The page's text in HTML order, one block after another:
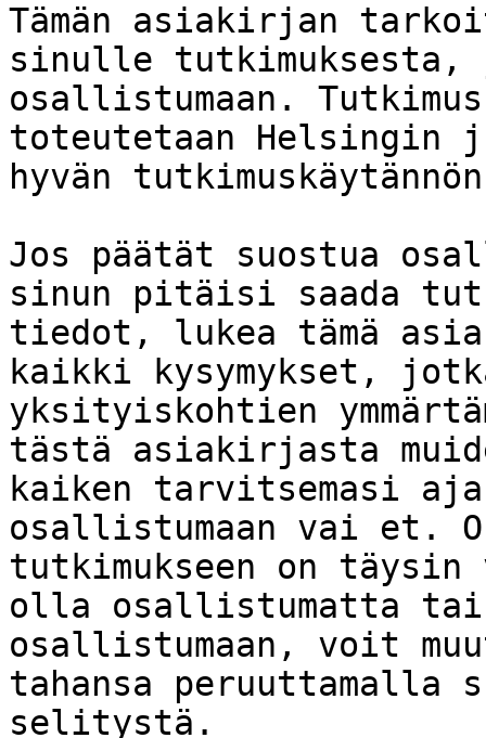
Tämän asiakirjan
sinulle tutkimuksesta,
osallistumaan.
toteutetaan Helsingin
hyvän
Jos päätät suostua
sinun pitäisi saada
tiedot, lukea tämä
kaikki kysymykset,
yksityiskohtien
tästä asiakirjasta
kaiken tarvitsemasi
osallistumaan vai et.
tutkimukseen on
olla osallistumatta
osallistumaan, voit
tahansa peruuttamalla
selitystä.